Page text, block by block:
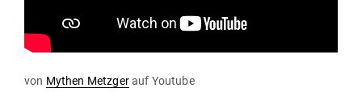
von Mythen Metzgerauf Youtube